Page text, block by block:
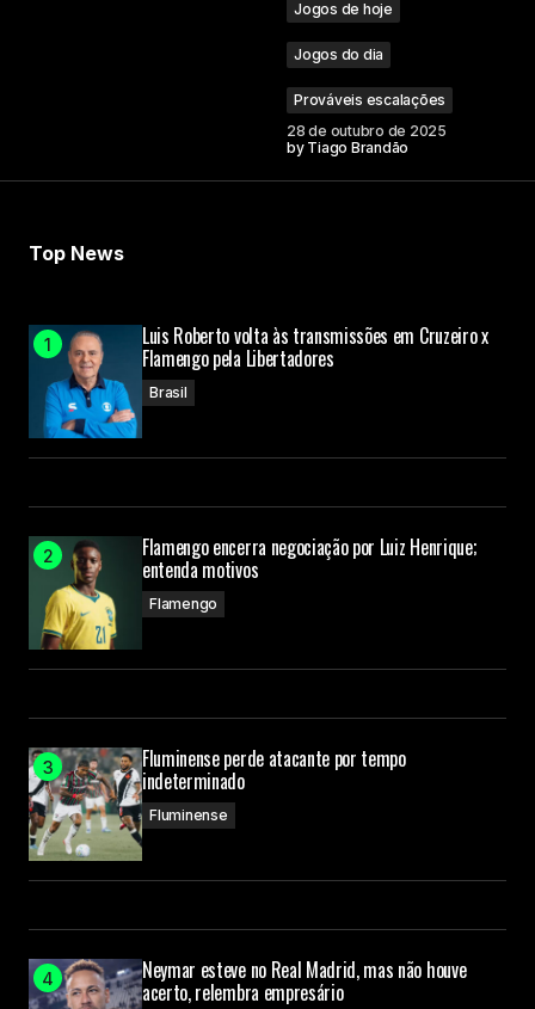
Jogos de hoje
Jogos do dia
Prováveis escalações
28 de outubro de 2025
by Tiago Brandão
Top News
Luis Roberto volta às transmissões em Cruzeiro x
Flamengo pela Libertadores
Brasil
Flamengo encerra negociação por Luiz Henrique;
entenda motivos
Flamengo
Fluminense perde atacante por tempo
indeterminado
Fluminense
Neymar esteve no Real Madrid, mas não houve
acerto, relembra empresário